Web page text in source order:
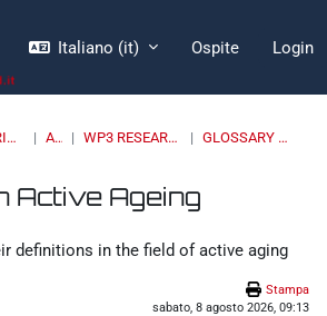
Italiano ‎(it)‎ Ospite Login
PROGETTI DI RICERCA, BANDI, SPIN OFF ASPIRE WP3 RESEARCH CONSOLIDATION GLOSSARY ON ACTIVE AGEING
Active Ageing
definitions in the field of active aging
Stampa
sabato, 8 agosto 2026, 09:13